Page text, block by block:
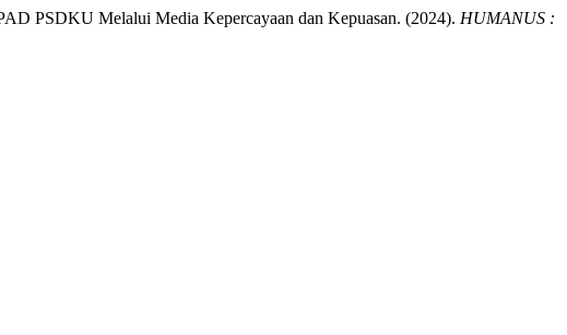
PSDKU Melalui Media Kepercayaan dan Kepuasan. (2024). HUMANUS :